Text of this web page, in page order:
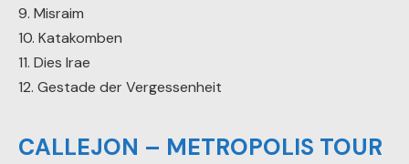
9. Misraim
10. Katakomben
11. Dies Irae
12. Gestade der Vergessenheit
CALLEJON – METROPOLIS TOUR